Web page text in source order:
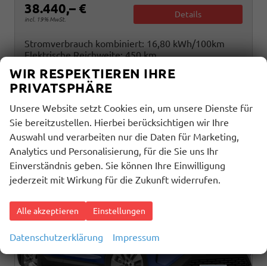
38.440,– €
incl. 19% MwSt.
Details
Stromverbrauch kombiniert: 16,80 kWh/100km
Elektrische Reichweite: 450 km
2
CO
2-Emissionen: 0 g/km
WIR RESPEKTIEREN IHRE
PRIVATSPHÄRE
Unsere Website setzt Cookies ein, um unsere Dienste für
Sie bereitzustellen. Hierbei berücksichtigen wir Ihre
Auswahl und verarbeiten nur die Daten für Marketing,
Analytics und Personalisierung, für die Sie uns Ihr
Einverständnis geben. Sie können Ihre Einwilligung
jederzeit mit Wirkung für die Zukunft widerrufen.
Alle akzeptieren Einstellungen
Datenschutzerklärung Impressum